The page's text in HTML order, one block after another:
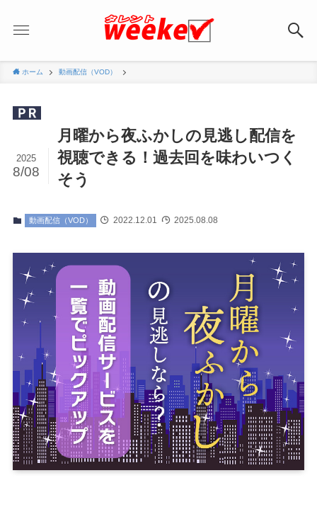
ホーム 動画配信（VOD）
月曜から夜ふかしの見逃し配信を
視聴できる！過去回を味わいつく
そう
2025
8/08
動画配信（VOD） 2022.12.01 2025.08.08